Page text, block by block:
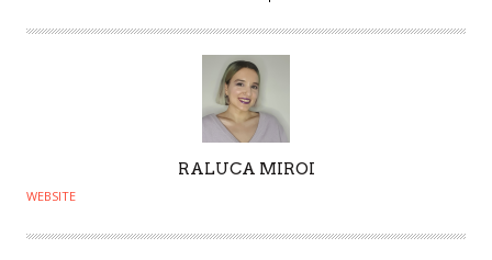
U
H
RALUCA MIROI
WEBSITE